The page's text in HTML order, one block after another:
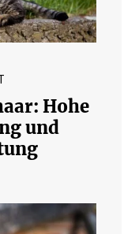
Hohe
und